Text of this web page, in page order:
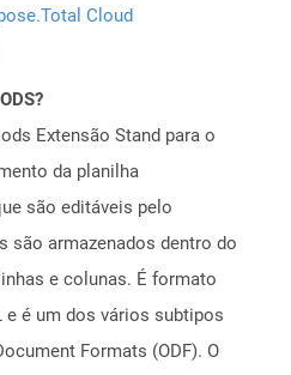
Cloud
Extensão Stand para o
da planilha
são editáveis ​​pelo
são armazenados dentro do
e colunas. É formato
e é um dos vários subtipos
Formats (ODF). O